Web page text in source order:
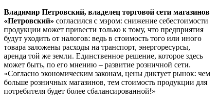
Владимир Петровский, владелец торговой сети магазинов
«Петровский» согласился с мэром: снижение себестоимости
продукции может привести только к тому, что предприятия
будут уходить от налогов: ведь в стоимость того или иного
товара заложены расходы на транспорт, энергоресурсы,
аренда той же земли. Единственное решение, которое здесь
может быть, по его мнению – развитие розничной сети.
«Согласно экономическим законам, цены диктует рынок: чем
больше розничных магазинов, тем стоимость продукции для
потребителя будет более сбалансированной!»